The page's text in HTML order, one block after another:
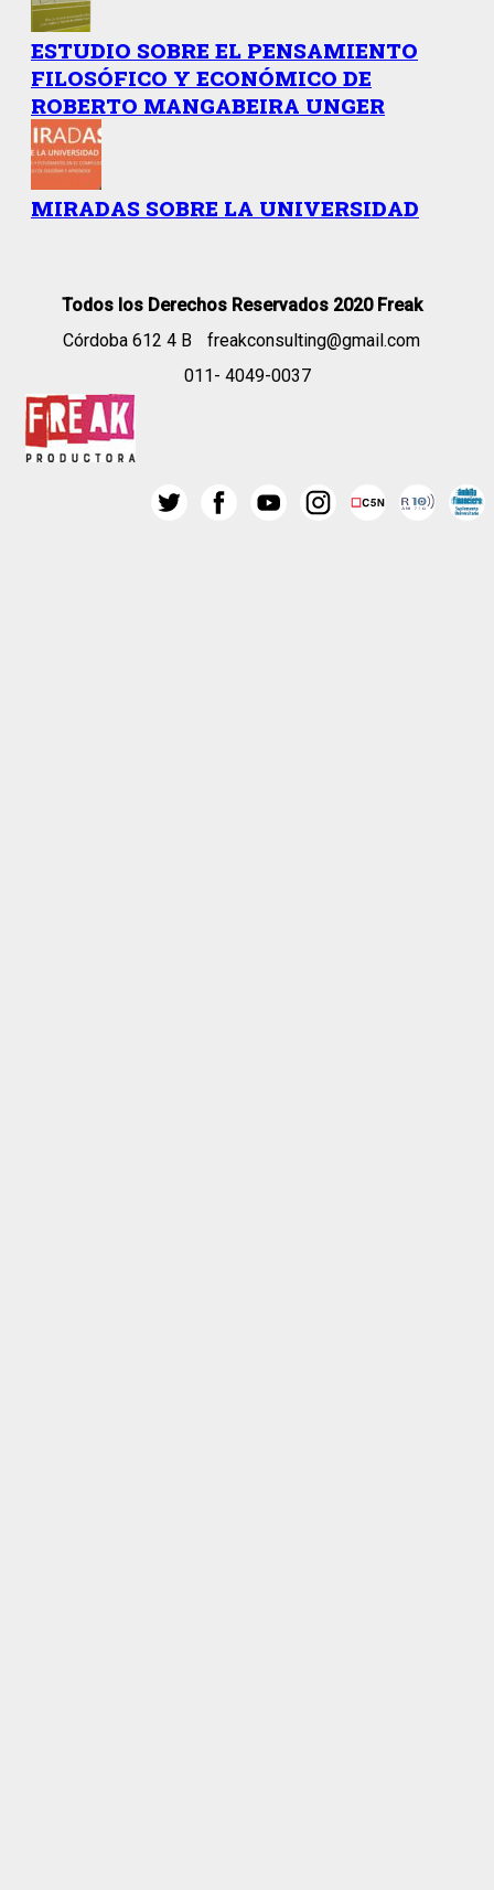
ESTUDIO SOBRE EL PENSAMIENTO
FILOSÓFICO Y ECONÓMICO DE
ROBERTO MANGABEIRA UNGER
MIRADAS SOBRE LA UNIVERSIDAD
Todos los Derechos Reservados 2020 Freak
Córdoba 612 4 B
freakconsulting@gmail.com
011- 4049-0037